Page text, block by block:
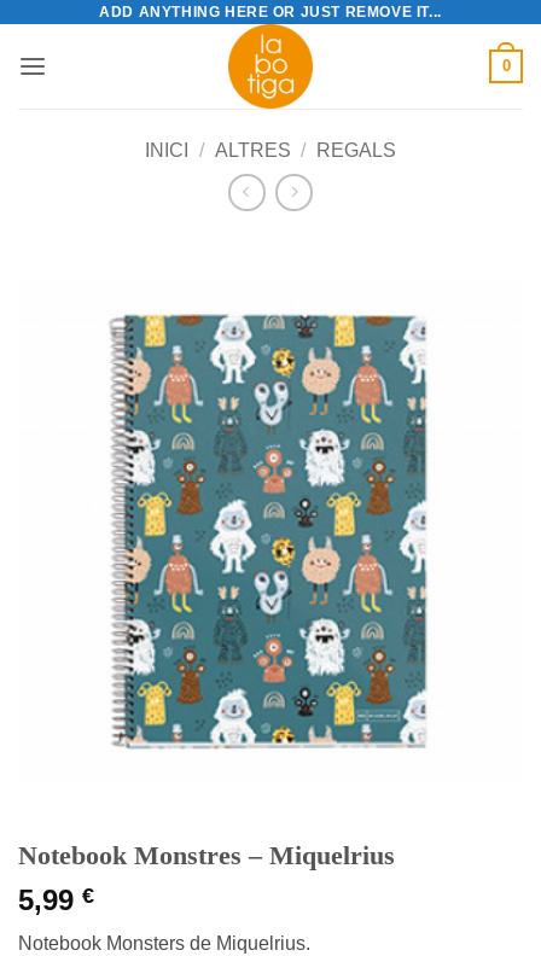
content
ADD ANYTHING HERE OR JUST REMOVE IT...
0
INICI / ALTRES / REGALS
Notebook Monstres – Miquelrius
5,99 €
Notebook Monsters de Miquelrius.